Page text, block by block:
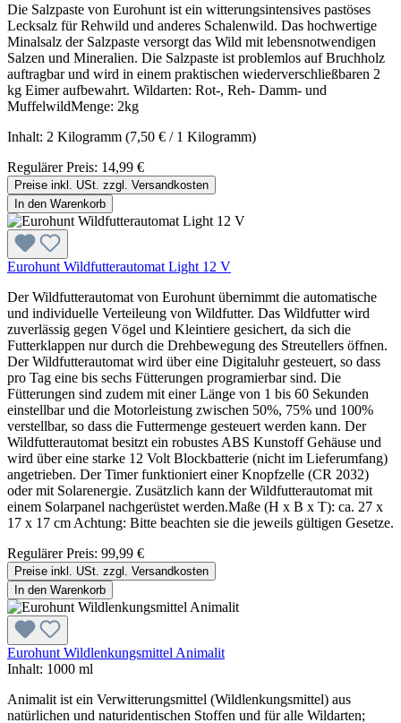
Die Salzpaste von Eurohunt ist ein witterungsintensives pastöses
Lecksalz für Rehwild und anderes Schalenwild. Das hochwertige
Minalsalz der Salzpaste versorgt das Wild mit lebensnotwendigen
Salzen und Mineralien. Die Salzpaste ist problemlos auf Bruchholz
auftragbar und wird in einem praktischen wiederverschließbaren 2
kg Eimer aufbewahrt. Wildarten: Rot-, Reh- Damm- und
MuffelwildMenge: 2kg
Inhalt: 2 Kilogramm (7,50 € / 1 Kilogramm)
Regulärer Preis: 14,99 €
Preise inkl. USt. zzgl. Versandkosten
In den Warenkorb
Eurohunt Wildfutterautomat Light 12 V
Der Wildfutterautomat von Eurohunt übernimmt die automatische
und individuelle Verteileung von Wildfutter. Das Wildfutter wird
zuverlässig gegen Vögel und Kleintiere gesichert, da sich die
Futterklappen nur durch die Drehbewegung des Streutellers öffnen.
Der Wildfutterautomat wird über eine Digitaluhr gesteuert, so dass
pro Tag eine bis sechs Fütterungen programierbar sind. Die
Fütterungen sind zudem mit einer Länge von 1 bis 60 Sekunden
einstellbar und die Motorleistung zwischen 50%, 75% und 100%
verstellbar, so dass die Futtermenge gesteuert werden kann. Der
Wildfutterautomat besitzt ein robustes ABS Kunstoff Gehäuse und
wird über eine starke 12 Volt Blockbatterie (nicht im Lieferumfang)
angetrieben. Der Timer funktioniert einer Knopfzelle (CR 2032)
oder mit Solarenergie. Zusätzlich kann der Wildfutterautomat mit
einem Solarpanel nachgerüstet werden.Maße (H x B x T): ca. 27 x
17 x 17 cm Achtung: Bitte beachten sie die jeweils gültigen Gesetze.
Regulärer Preis: 99,99 €
Preise inkl. USt. zzgl. Versandkosten
In den Warenkorb
Eurohunt Wildlenkungsmittel Animalit
Inhalt: 1000 ml
Animalit ist ein Verwitterungsmittel (Wildlenkungsmittel) aus
natürlichen und naturidentischen Stoffen und für alle Wildarten;